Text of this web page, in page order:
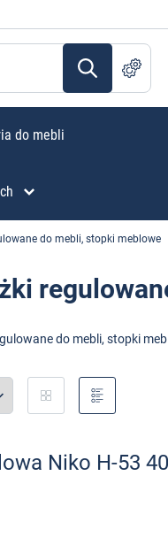
do mebli
do mebli, stopki meblowe
do mebli, stopki
Niko H-53